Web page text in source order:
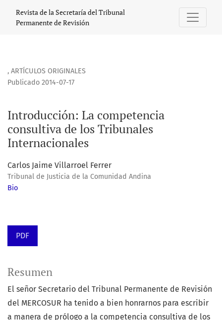
Introducción: La competencia consultiva de los
Revista de la Secretaría del Tribunal
Permanente de Revisión
, ARTÍCULOS ORIGINALES
Introducción: La competencia
consultiva de los Tribunales
Internacionales
Publicado 2014-07-17
Carlos Jaime Villarroel Ferrer
Tribunal de Justicia de la Comunidad Andina
Bio
PDF
Resumen
El señor Secretario del Tribunal Permanente de Revisión
del MERCOSUR ha tenido a bien honrarnos para escribir
a manera de prólogo a la competencia consultiva de los